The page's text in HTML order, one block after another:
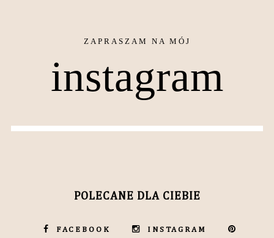
instagram
POLECANE DLA CIEBIE
FACEBOOK INSTAGRAM